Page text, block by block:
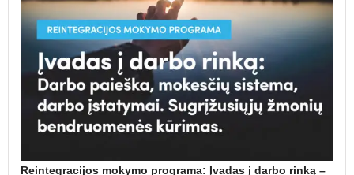
Reintegracijos mokymo programa: Įvadas į darbo rinką –